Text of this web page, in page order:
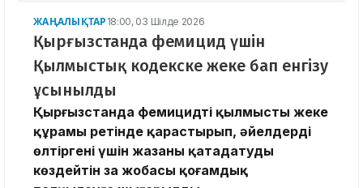
ЖАҢАЛЫҚТАР 18:00, 03 Шілде 2026
Қырғызстанда фемицид үшін
Қылмыстық кодекске жеке бап енгізу
ұсынылды
Қырғызстанда фемицидті қылмыстың жеке
құрамы ретінде қарастырып, әйелдерді
өлтіргені үшін жазаны қатаңдатуды
көздейтін заң жобасы қоғамдық